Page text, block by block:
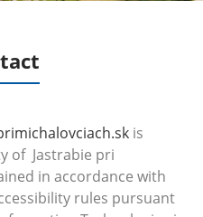
is
of Jastrabie pri
in accordance with
rules pursuant